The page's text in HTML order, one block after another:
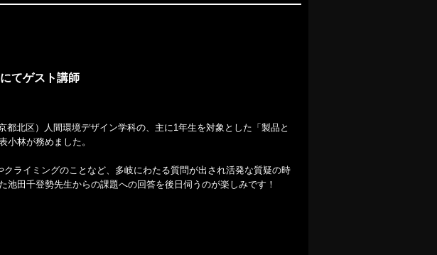
てゲスト講師
北区）人間環境デザイン学科の、主に1年生を対象とした「製品と
小林が務めました。
ライミングのことなど、多岐にわたる質問が出され活発な質疑の時
田千登勢先生からの課題への回答を後日伺うのが楽しみです！